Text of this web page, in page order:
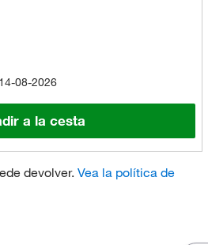
08-2026
a la cesta
devolver. Vea la política de